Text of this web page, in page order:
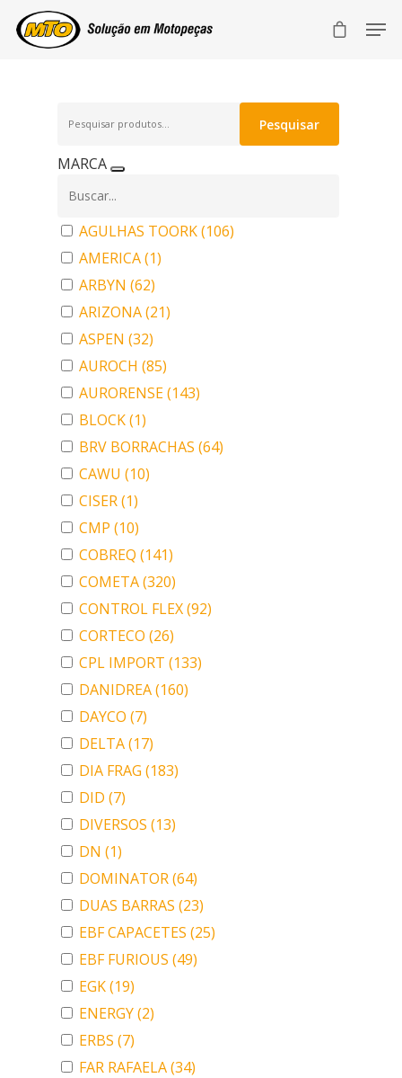
por:
Pesquisar
MARCA
AGULHAS TOORK(106)
AMERICA(1)
ARBYN (62)
ARIZONA(21)
ASPEN (32)
AUROCH (85)
AURORENSE(143)
BLOCK(1)
BRV BORRACHAS (64)
CAWU (10)
CISER(1)
CMP (10)
COBREQ (141)
COMETA(320)
CONTROL FLEX(92)
CORTECO (26)
CPL IMPORT (133)
DANIDREA(160)
DAYCO (7)
DELTA(17)
DIA FRAG (183)
DID (7)
DIVERSOS (13)
DN (1)
DOMINATOR(64)
DUAS BARRAS (23)
EBF CAPACETES (25)
EBF FURIOUS (49)
EGK(19)
ENERGY(2)
ERBS (7)
FAR RAFAELA(34)